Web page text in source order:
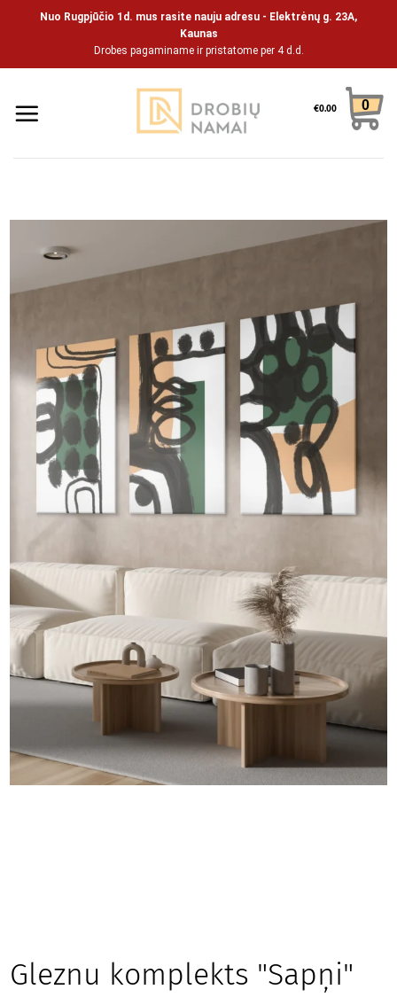
Nuo Rugpjūčio 1d. mus rasite nauju adresu - Elektrėnų g. 23A,
Kaunas
Drobes pagaminame ir pristatome per 4 d.d.
€0.00 0
Gleznu komplekts "Sapņi"